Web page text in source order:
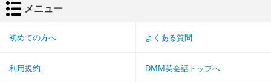
メニュー
初めての方へ よくある質問
利用規約 DMM英会話トップへ